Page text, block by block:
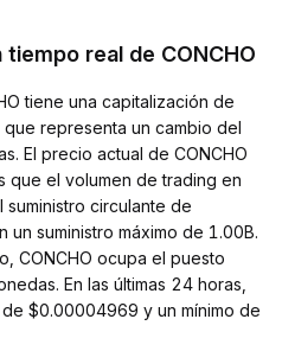
real de CONCHO
tiene una capitalización de
representa un cambio del
El precio actual de CONCHO
el volumen de trading en
circulante de
un suministro máximo de 1.00B.
CONCHO ocupa el puesto
En las últimas 24 horas,
de $0.00004969 y un mínimo de